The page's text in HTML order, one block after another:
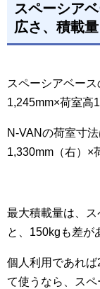
スペーシア
広さ、積載量
スペーシアベー
1,245mm×荷室高
N-VANの荷室寸
1,330mm（右）×
最大積載量は、
と、150kgも差が
個人利用であれ
て使うなら、ス